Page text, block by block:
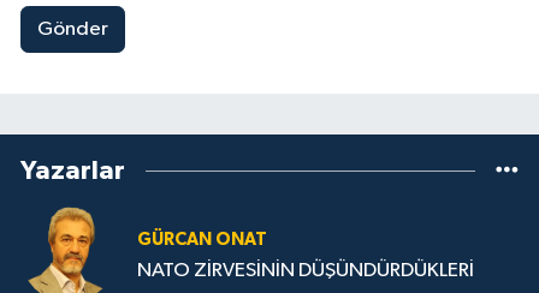
Gönder
Yazarlar
GÜRCAN ONAT
NATO ZİRVESİNİN DÜŞÜNDÜRDÜKLERİ